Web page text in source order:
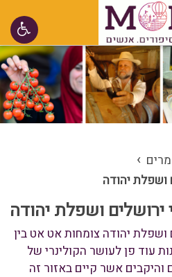
›
ושפלת יהודה
ושפלת יהודה
יהודה צומחות אט אט בין
עוד פן לעושר הקולינרי של
והיקבים אשר קיים באזור זה